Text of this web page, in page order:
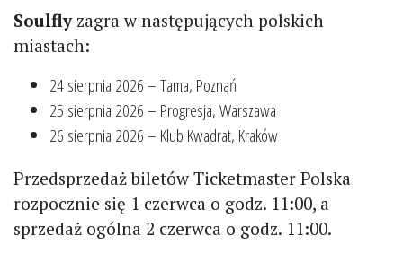
Soulflyzagra w następujących polskich
miastach:
24 sierpnia 2026 – Tama, Poznań
25 sierpnia 2026 – Progresja, Warszawa
26 sierpnia 2026 – Klub Kwadrat, Kraków
Przedsprzedaż biletów Ticketmaster Polska
rozpocznie się 1 czerwca o godz. 11:00, a
sprzedaż ogólna 2 czerwca o godz. 11:00.